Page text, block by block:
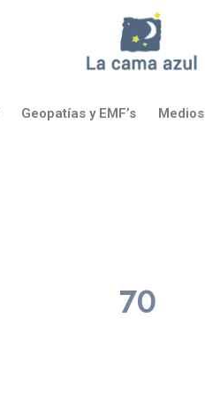
Geopatías y EMF’s Medios
70